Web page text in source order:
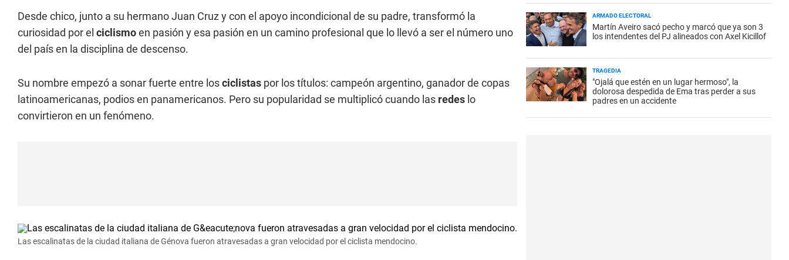
Desde chico, junto a su hermano Juan Cruz y con el apoyo incondicional de su padre, transformó la
curiosidad por el ciclismoen pasión y esa pasión en un camino profesional que lo llevó a ser el número uno
del país en la disciplina de descenso.
Su nombre empezó a sonar fuerte entre losciclistas por los títulos: campeón argentino, ganador de copas
latinoamericanas, podios en panamericanos. Pero su popularidad se multiplicó cuando las redes lo
convirtieron en un fenómeno.
Las escalinatas de la ciudad italiana de Génova fueron atravesadas a gran velocidad por el ciclista mendocino.
ARMADO ELECTORAL
Martín Aveiro sacó pecho y marcó que ya son 3
los intendentes del PJ alineados con Axel Kicillof
TRAGEDIA
"Ojalá que estén en un lugar hermoso", la
dolorosa despedida de Ema tras perder a sus
padres en un accidente